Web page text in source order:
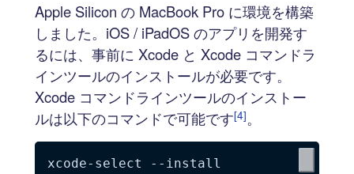
Apple Silicon の MacBook Pro に環境を構築
しました。iOS / iPadOS のアプリを開発す
るには、事前に Xcode と Xcode コマンドラ
インツールのインストールが必要です。
Xcode コマンドラインツールのインストー
ルは以下のコマンドで可能です[4]。
xcode-select --install